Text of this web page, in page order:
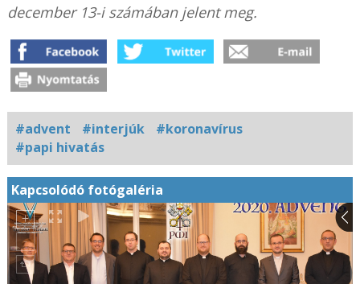
december 13-i számában jelent meg.
#advent #interjúk
#koronavírus
#papi hivatás
Kapcsolódó fotógaléria